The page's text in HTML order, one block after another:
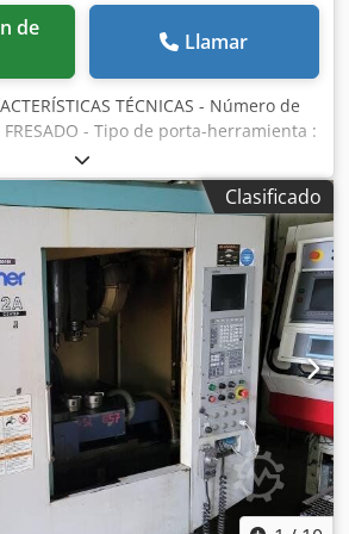
de riego : 150 [l] * con bomba
* Con cabina de lavado - Riego
herramientas -
Llamar
TÉCNICAS - Número de
FRESADO - Tipo de porta-herramienta :
: 10.1 |kW] - Velocidad del
min] EJES LINEALES - Carreras
x 300 [mm] - Velocidades avances
50/50 [m/min] - Velocidades avances
10 [m/min] CAMBIADOR DE
de cambiador de herramientas :
del almacén de herramientas : 14 -
la herramienta : 1,7 [seq] MESA -
600 x 320 [mm] - Peso admisible en la
ELÉCTRICA - Tensión de
- Potencia instalada : 15.9 [kVA]
- Dimensiones en el suelo :
máquina : 2,608 [mm] - Peso de
HORAS MÁQUINA - Horas en
- CNC : BROTHER CNC-
Clasificado